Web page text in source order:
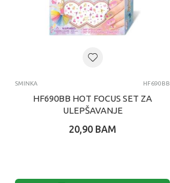
SMINKA HF690BB
HF690BB HOT FOCUS SET ZA
ULEPŠAVANJE
20,90 BAM